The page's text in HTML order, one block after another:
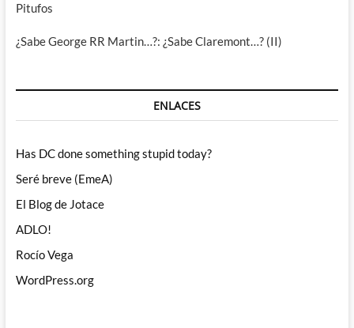
Pitufos
¿Sabe George RR Martin…?: ¿Sabe Claremont…? (II)
ENLACES
Has DC done something stupid today?
Seré breve (EmeA)
El Blog de Jotace
ADLO!
Rocío Vega
WordPress.org